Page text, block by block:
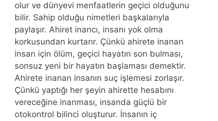
olur ve dünyevi menfaatlerin geçici olduğunu
bilir. Sahip olduğu nimetleri başkalarıyla
paylaşır. Ahiret inancı, insanı yok olma
korkusundan kurtarır. Çünkü ahirete inanan
insan için ölüm, geçici hayatın son bulması,
sonsuz yeni bir hayatın başlaması demektir.
Ahirete inanan insanın suç işlemesi zorlaşır.
Çünkü yaptığı her şeyin ahirette hesabını
vereceğine inanması, insanda güçlü bir
otokontrol bilinci oluşturur. İnsanın iç